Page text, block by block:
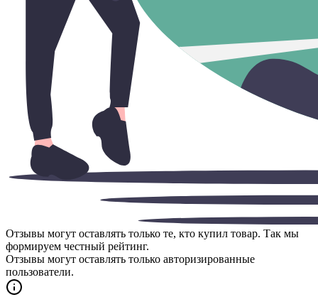
Отзывы могут оставлять только те, кто купил товар. Так мы
формируем честный рейтинг.
Отзывы могут оставлять только авторизированные
пользователи.